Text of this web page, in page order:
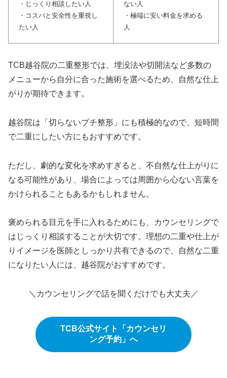
・じっくり相談したい人
・コスパと安全性を重視し
たい人
ない人
・極端に安い料金を求める
人
TCB越谷院の二重整形では、埋没法や切開法など多数の
メニューから自分に合った施術を選べるため、自然な仕上
がりが期待できます。
越谷院は「切らないプチ整形」にも積極的なので、短時間
で二重にしたい方にもおすすめです。
ただし、劇的な変化を求めすぎると、不自然な仕上がりに
なる可能性があり、場合によっては周囲から心ない言葉を
かけられることもあるかもしれません。
褒められる目元を手に入れるためにも、カウンセリングで
はじっくり相談することが大切です。理想の二重や仕上が
りイメージを医師としっかり共有できるので、自然な二重
になりたい人には、越谷院がおすすめです。
＼カウンセリングで話を聞くだけでも大丈夫／
TCB公式サイト「カウンセリ
ング予約」へ